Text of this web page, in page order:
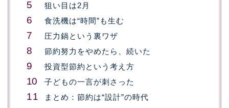
狙い目は2月
食洗機は“時間”も生む
圧力鍋という裏ワザ
節約努力をやめたら、続いた
投資型節約という考え方
子どもの一言が刺さった
まとめ：節約は“設計”の時代